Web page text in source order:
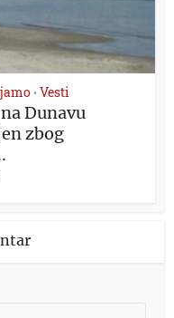
• Vesti
Dunavu
zbog